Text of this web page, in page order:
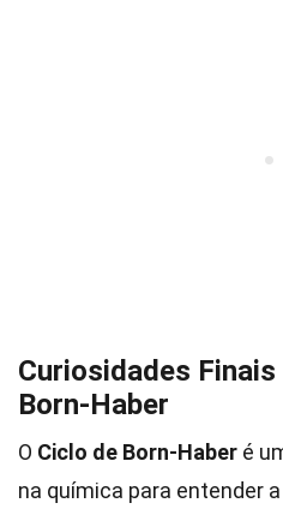
Curiosidades
Born-Haber
O Ciclo de Born-Haber é
na química para entender